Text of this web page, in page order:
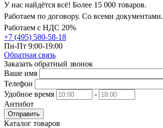
У нас найдётся всё! Более 15 000 товаров.
Работаем по договору. Со всеми документами.
Работаем с НДС 20%
+7 (495) 580-58-18
Пн-Пт 9:00-19:00
Обратная связь
Заказать обратный звонок
Ваше имя
Телефон
Удобное время
-
Антибот
Отправить
Каталог товаров